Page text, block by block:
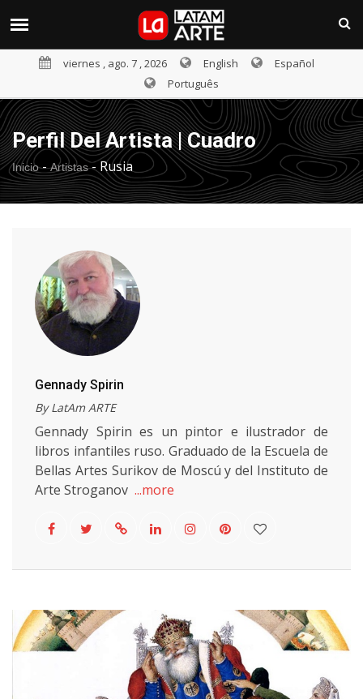
viernes , ago. 7 , 2026 English
Español
Português
Perfil Del Artista | Cuadro
Inicio- Artistas- Rusia
Gennady Spirin
By LatAm ARTE
Gennady Spirin es un pintor e ilustrador de
libros infantiles ruso. Graduado de la Escuela de
Bellas Artes Surikov de Moscú y del Instituto de
Arte Stroganov ...more